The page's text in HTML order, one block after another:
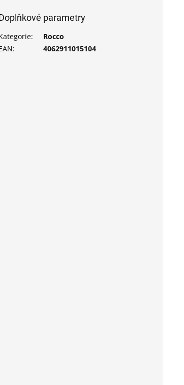
parametry
:
Rocco
: 4062911015104